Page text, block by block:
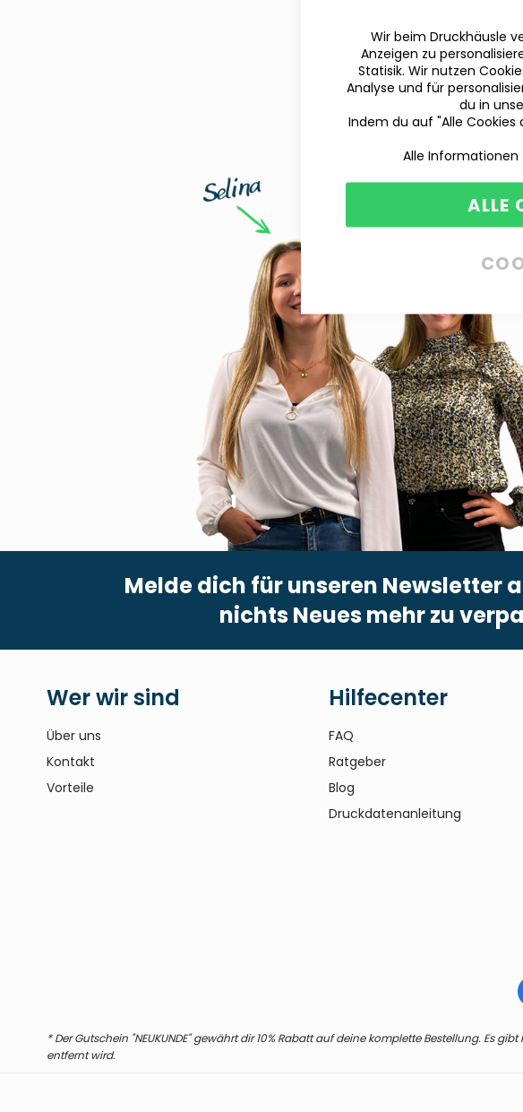
Melde dich für unseren Newsletter
nichts Neues mehr zu
Wer wir sind
Über uns
Kontakt
Vorteile
Hilfecenter
FAQ
Ratgeber
Blog
Druckdatenanleitung
* Der Gutschein "NEUKUNDE" gewährt dir 10% Rabatt auf deine komplette Bestellung. Es
Wir beim Druckhäusle
Anzeigen zu
Statisik. Wir nutzen
Analyse und für
du in
Indem du auf "Alle
Alle Informationen
ALLE